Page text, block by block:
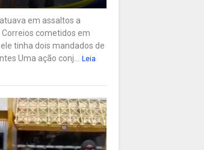
em assaltos a
cometidos em
tinha dois mandados de
Uma ação conj... Leia